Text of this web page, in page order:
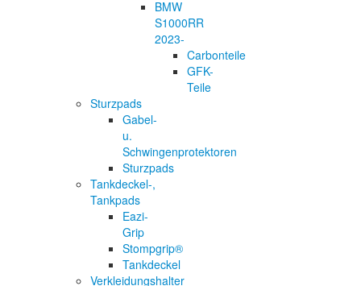
BMW
S1000RR
2023-
Carbonteile
GFK-
Teile
Sturzpads
Gabel-
u.
Schwingenprotektoren
Sturzpads
Tankdeckel-,
Tankpads
Eazi-
Grip
Stompgrip®
Tankdeckel
Verkleidungshalter